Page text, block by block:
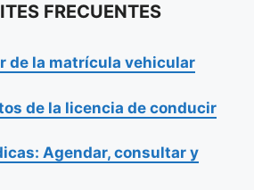
FRECUENTES
de la matrícula vehicular
de la licencia de conducir
Agendar, consultar y